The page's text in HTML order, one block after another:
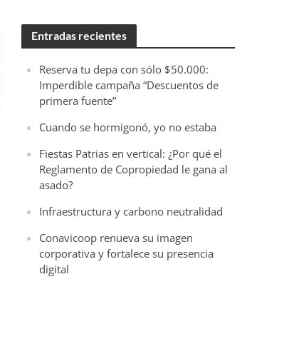
Entradas recientes
Reserva tu depa con sólo $50.000:
Imperdible campaña “Descuentos de
primera fuente”
Cuando se hormigonó, yo no estaba
Fiestas Patrias en vertical: ¿Por qué el
Reglamento de Copropiedad le gana al
asado?
Infraestructura y carbono neutralidad
Conavicoop renueva su imagen
corporativa y fortalece su presencia
digital